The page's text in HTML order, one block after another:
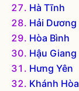
Hà Tĩnh
Hải Dương
Hòa Bình
Hậu Giang
Hưng Yên
Khánh Hòa